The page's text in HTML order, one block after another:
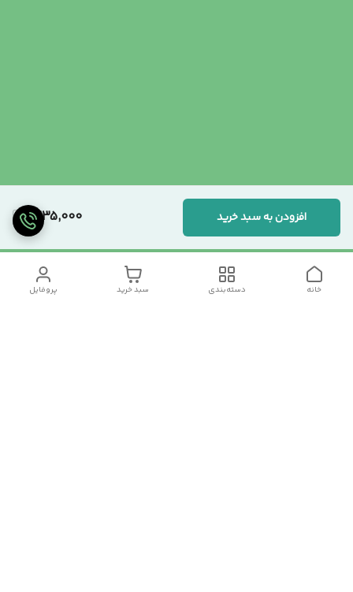
1,235,000 افزودن به سبد خرید
پروفایل سبد خرید دسته‌بندی خانه